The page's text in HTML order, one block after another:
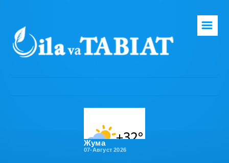
Бош саҳифа
☰
Жума
07-Август 2026